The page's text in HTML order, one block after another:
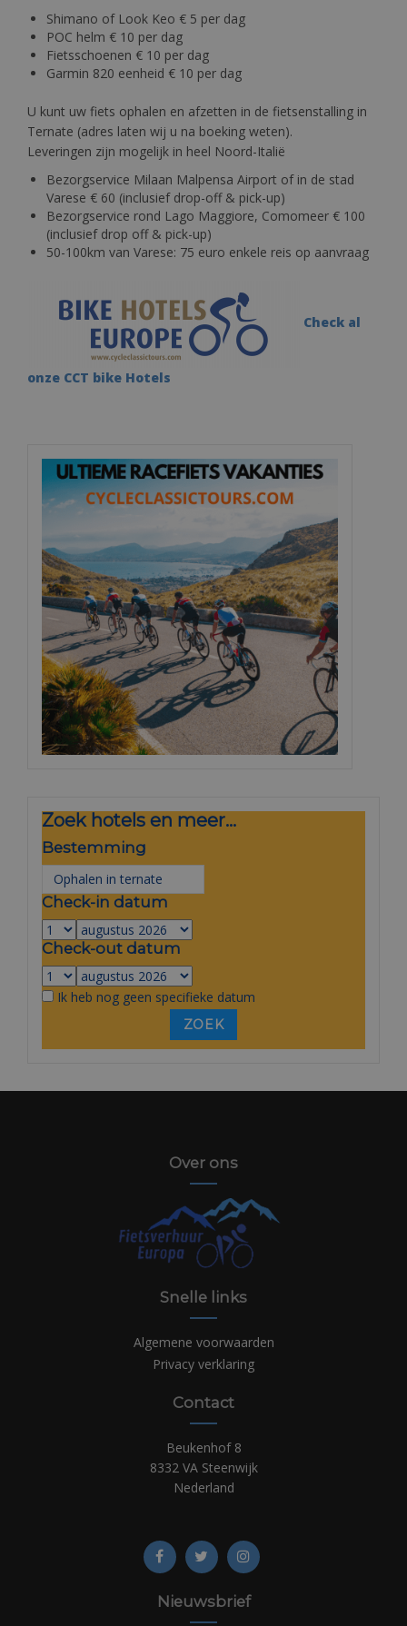
Shimano of Look Keo € 5 per dag
POC helm € 10 per dag
Fietsschoenen € 10 per dag
Garmin 820 eenheid € 10 per dag
U kunt uw fiets ophalen en afzetten in de fietsenstalling in
Ternate (adres laten wij u na boeking weten).
Leveringen zijn mogelijk in heel Noord-Italië
Bezorgservice Milaan Malpensa Airport of in de stad
Varese € 60 (inclusief drop-off & pick-up)
Bezorgservice rond Lago Maggiore, Comomeer € 100
(inclusief drop off & pick-up)
50-100km van Varese: 75 euro enkele reis op aanvraag
Check al
onze CCT bike Hotels
Zoek hotels en meer...
Bestemming
Check-in datum
Check-out datum
Ik heb nog geen specifieke datum
Over ons
Snelle links
Algemene voorwaarden
Privacy verklaring
Contact
Beukenhof 8
8332 VA Steenwijk
Nederland
Nieuwsbrief